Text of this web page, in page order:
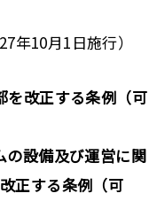
年10月1日施行）
改正する条例（可
設備及び運営に関
正する条例（可